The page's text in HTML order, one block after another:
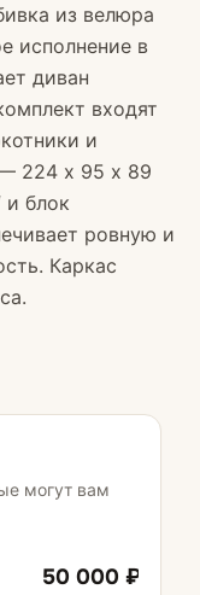
из велюра
исполнение в
диван
входят
и
224 х 95 х 89
блок
ровную и
Каркас
могут вам
50 000 ₽